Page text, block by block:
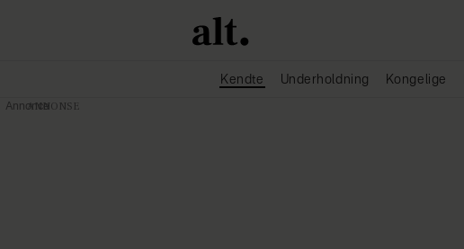
Kendte Underholdning Kongelige
Annonce